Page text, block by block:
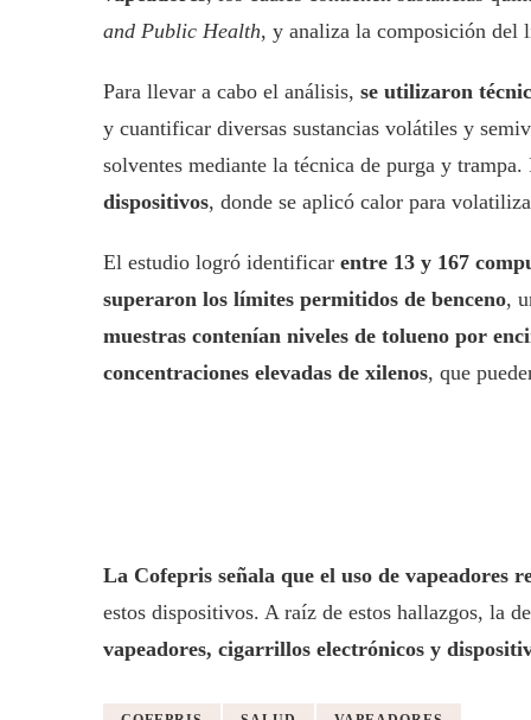
and Public Health, y analiza la composición del
Para llevar a cabo el análisis, se utilizaron
y cuantificar diversas sustancias volátiles y
solventes mediante la técnica de purga y
dispositivos, donde se aplicó calor para
El estudio logró identificar entre 13 y 167
superaron los límites permitidos de benceno,
muestras contenían niveles de tolueno por
concentraciones elevadas de xilenos, que
La Cofepris señala que el uso de vapeadores
estos dispositivos. A raíz de estos hallazgos, la
vapeadores, cigarrillos electrónicos y